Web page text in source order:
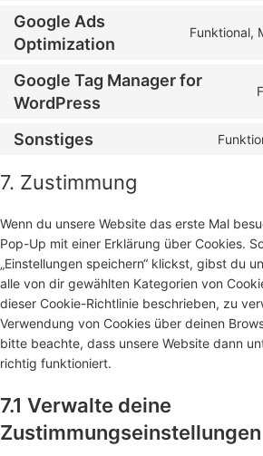
Google Ads
Optimization
Funktional,
Google Tag Manager for
WordPress
Sonstiges
7. Zustimmung
Wenn du unsere Website das erste Mal
Pop-Up mit einer Erklärung über Cookies.
„Einstellungen speichern“ klickst, gibst du
alle von dir gewählten Kategorien von
dieser Cookie-Richtlinie beschrieben, zu
Verwendung von Cookies über deinen
bitte beachte, dass unsere Website dann
richtig funktioniert.
7.1 Verwalte deine
Zustimmungseinstellungen